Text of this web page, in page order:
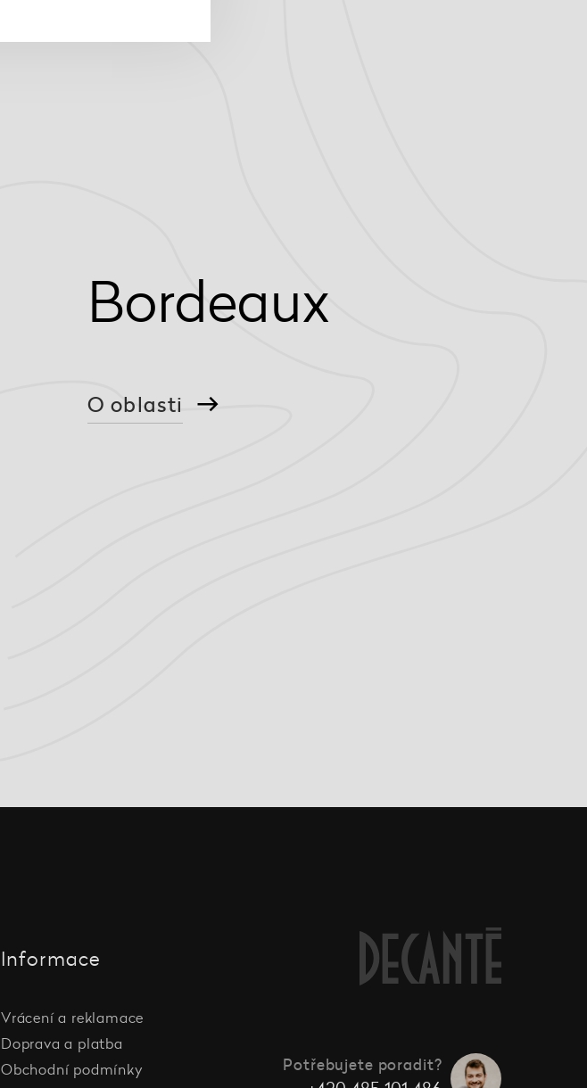
Bordeaux
O oblasti
Informace
Vrácení a reklamace
Doprava a platba
Obchodní podmínky
Potřebujete poradit?